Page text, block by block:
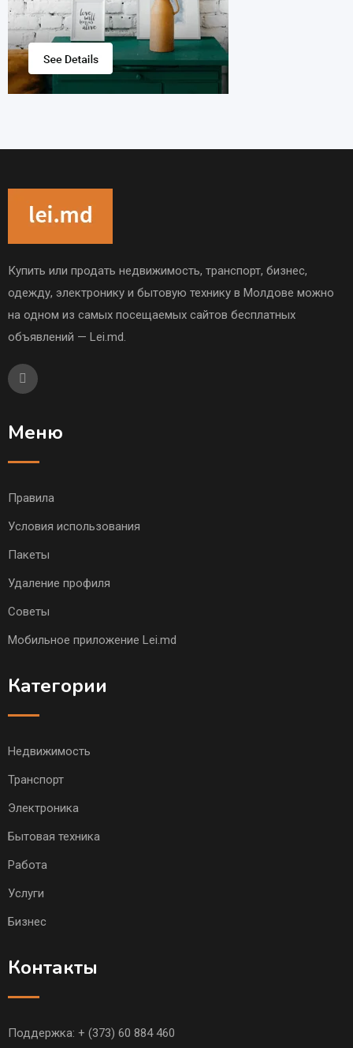
Купить или продать недвижимость, транспорт, бизнес,
одежду, электронику и бытовую технику в Молдове можно
на одном из самых посещаемых сайтов бесплатных
объявлений — Lei.md.
Меню
Правила
Условия использования
Пакеты
Удаление профиля
Советы
Мобильное приложение Lei.md
Категории
Недвижимость
Транспорт
Электроника
Бытовая техника
Работа
Услуги
Бизнес
Контакты
Поддержка: + (373) 60 884 460